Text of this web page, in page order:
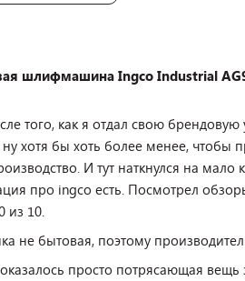
шлифмашина Ingco Industrial
того, как я отдал свою
хотя бы хоть более менее, чтобы
И тут наткнулся на
про ingco есть. Посмотрел
из 10.
не бытовая, поэтому
просто потрясающая вещь